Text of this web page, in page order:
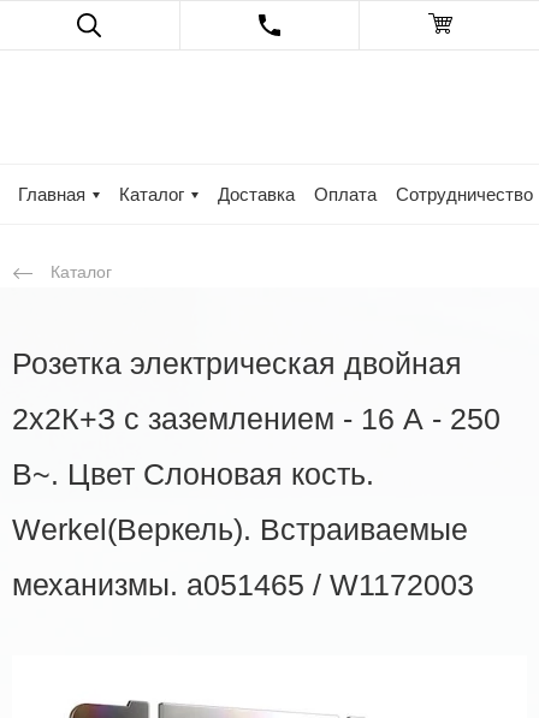
Главная Каталог Доставка Оплата Сотрудничество
Каталог
Розетка электрическая двойная
2х2К+З с заземлением - 16 А - 250
В~. Цвет Слоновая кость.
Werkel(Веркель). Встраиваемые
механизмы. a051465 / W1172003